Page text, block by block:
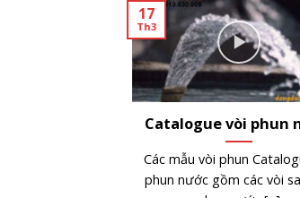
Thông số kỹ thuật
đài phun nước
thuật
09
Th8